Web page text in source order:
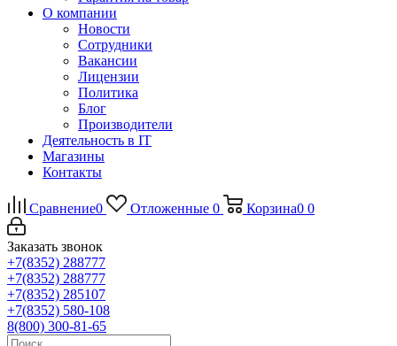
О компании
Новости
Сотрудники
Вакансии
Лицензии
Политика
Блог
Производители
Деятельность в IT
Магазины
Контакты
Сравнение0 Отложенные 0 Корзина0 0
Заказать звонок
+7(8352) 288777
+7(8352) 288777
+7(8352) 285107
+7(8352) 580-108
8(800) 300-81-65